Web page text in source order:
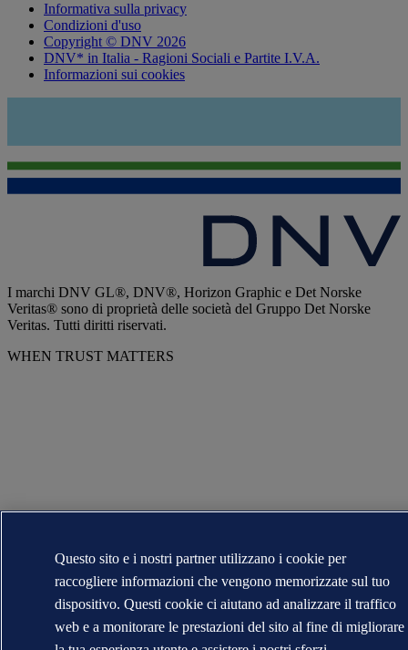
Informativa sulla privacy
Condizioni d'uso
Copyright © DNV 2026
DNV* in Italia - Ragioni Sociali e Partite I.V.A.
Informazioni sui cookies
I marchi DNV GL®, DNV®, Horizon Graphic e Det Norske
Veritas® sono di proprietà delle società del Gruppo Det Norske
Veritas. Tutti diritti riservati.
WHEN TRUST MATTERS
Questo sito e i nostri partner utilizzano i cookie per
raccogliere informazioni che vengono memorizzate sul tuo
dispositivo. Questi cookie ci aiutano ad analizzare il traffico
web e a monitorare le prestazioni del sito al fine di migliorare